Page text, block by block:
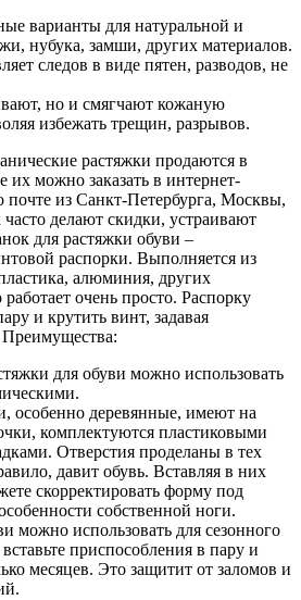
варианты для натуральной и
нубука, замши, других материалов.
следов в виде пятен, разводов, не
но и смягчают кожаную
избежать трещин, разрывов.
растяжки продаются в
можно заказать в интернет-
почте из Санкт-Петербурга, Москвы,
делают скидки, устраивают
для растяжки обуви –
распорки. Выполняется из
алюминия, других
очень просто. Распорку
и крутить винт, задавая
для обуви можно использовать
особенно деревянные, имеют на
комплектуются пластиковыми
Отверстия проделаны в тех
давит обувь. Вставляя в них
скорректировать форму под
собственной ноги.
можно использовать для сезонного
приспособления в пару и
месяцев. Это защитит от заломов и